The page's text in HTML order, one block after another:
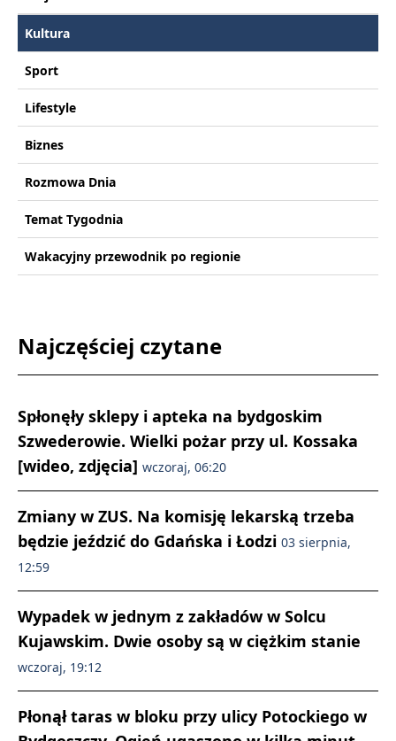
Kultura
Sport
Lifestyle
Biznes
Rozmowa Dnia
Temat Tygodnia
Wakacyjny przewodnik po regionie
Najczęściej czytane
Spłonęły sklepy i apteka na bydgoskim
Szwederowie. Wielki pożar przy ul. Kossaka
[wideo, zdjęcia] wczoraj, 06:20
Zmiany w ZUS. Na komisję lekarską trzeba
będzie jeździć do Gdańska i Łodzi 03 sierpnia,
12:59
Wypadek w jednym z zakładów w Solcu
Kujawskim. Dwie osoby są w ciężkim stanie
wczoraj, 19:12
Płonął taras w bloku przy ulicy Potockiego w